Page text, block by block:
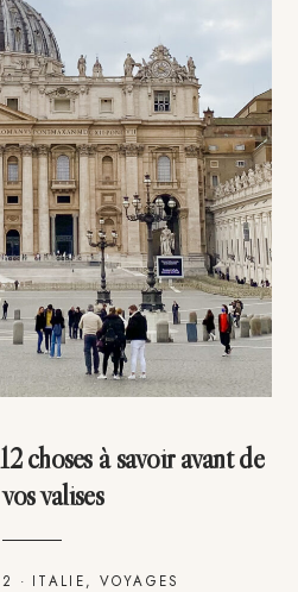
choses à savoir avant de
valises
· ITALIE, VOYAGES